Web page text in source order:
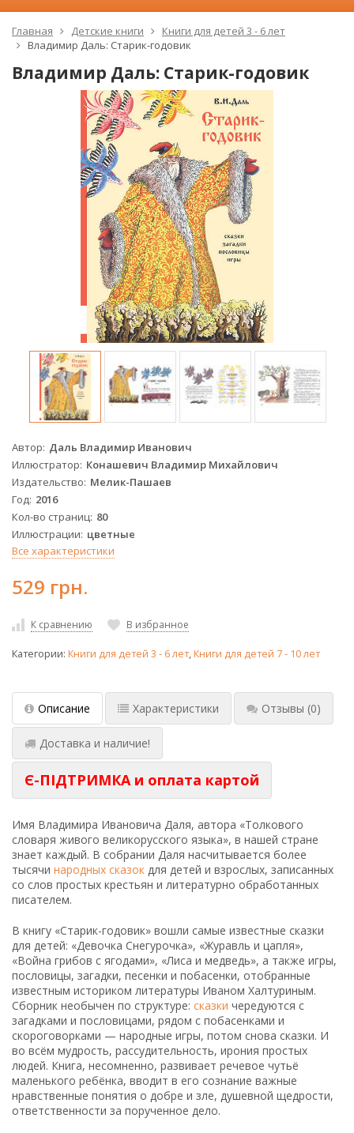
Главная Детские книги
Книги для детей 3 - 6 лет
Владимир Даль: Старик-годовик
Владимир Даль: Старик-годовик
Автор Даль Владимир Иванович
Иллюстратор Конашевич Владимир Михайлович
Издательство Мелик-Пашаев
Год 2016
Кол-во страниц 80
Иллюстрации цветные
Все характеристики
529 грн.
К сравнению В избранное
Категории: Книги для детей 3 - 6 лет,Книги для детей 7 - 10 лет
Описание Характеристики Отзывы (0)
Доставка и наличие!
Є-ПІДТРИМКА и оплата картой
Имя Владимира Ивановича Даля, автора «Толкового
словаря живого великорусского языка», в нашей стране
знает каждый. В собрании Даля насчитывается более
тысячи народных сказок для детей и взрослых, записанных
со слов простых крестьян и литературно обработанных
писателем.
В книгу «Старик-годовик» вошли самые известные сказки
для детей: «Девочка Снегурочка», «Журавль и цапля»,
«Война грибов с ягодами», «Лиса и медведь», а также игры,
пословицы, загадки, песенки и побасенки, отобранные
известным историком литературы Иваном Халтуриным.
Сборник необычен по структуре: сказки чередуются с
загадками и пословицами, рядом с побасенками и
скороговорками — народные игры, потом снова сказки. И
во всём мудрость, рассудительность, ирония простых
людей. Книга, несомненно, развивает речевое чутьё
маленького ребёнка, вводит в его сознание важные
нравственные понятия о добре и зле, душевной щедрости,
ответственности за порученное дело.